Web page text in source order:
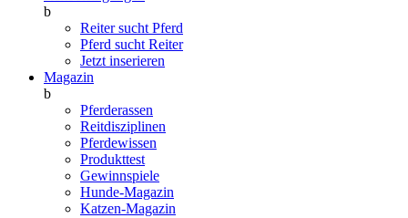
b
Reiter sucht Pferd
Pferd sucht Reiter
Jetzt inserieren
Magazin
b
Pferderassen
Reitdisziplinen
Pferdewissen
Produkttest
Gewinnspiele
Hunde-Magazin
Katzen-Magazin